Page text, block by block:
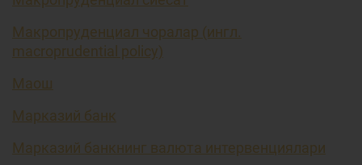
Макропруденциал чоралар (ингл.
macroprudential policy)
Маош
Марказий банк
Марказий банкнинг валюта интервенциялари